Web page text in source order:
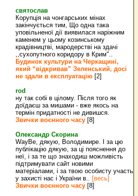
святослав
Корупція на чонгарських мінах
закінчується тим, Що одна така
уповільненої дії виявилася наріжним
каменем у цьому козинському
крадівництві, мародерстві на здачі
,,сухопутного коридору в Крим"..
Будинок культури на Черкащині,
який “відкривав” Зеленський, досі
не здали в експлуатацію [2]
rod
ну так собі в цілому. Після того як
доїдаєш за мишами - вже якось на
термін придатності не дивишся.
Звички воєнного часу [8]
Олександр Скорина
WayBe, дякую, Володимире. І за цю
публікацію дякую, за ці пояснення до
неї, і за те що знаходиш можливість
підтримувати сайт новими
матеріалами, і за твою особисту участь
у захисті нас і України в.. [весь]
Звички воєнного часу [8]